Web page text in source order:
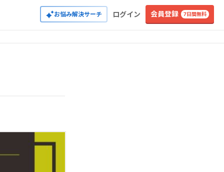
お悩み解決サーチ ログイン 会員登録 7日間無料